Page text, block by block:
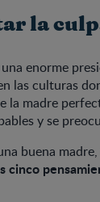
la
enorme
las culturas
la madre
y se
buena
cinco